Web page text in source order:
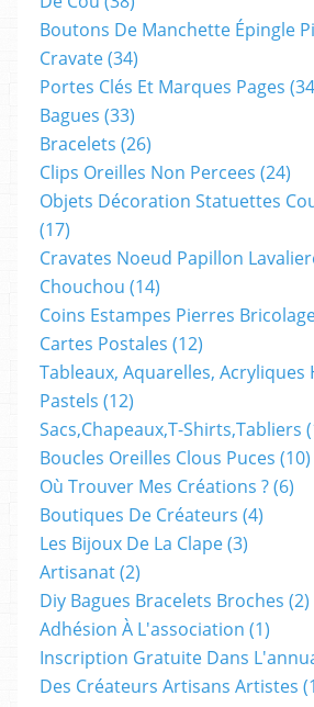
Boutons De Manchette Épingle
Cravate(34)
Portes Clés Et Marques Pages
Bagues (33)
Bracelets (26)
Clips Oreilles Non Percees (24)
Objets Décoration Statuettes
(17)
Cravates Noeud Papillon
Chouchou (14)
Coins Estampes Pierres
Cartes Postales (12)
Tableaux, Aquarelles, Acryliques
Pastels (12)
Sacs,chapeaux,t-Shirts,tabliers
Boucles Oreilles Clous Puces (10)
Où Trouver Mes Créations ?(6)
Boutiques De Créateurs (4)
Les Bijoux De La Clape(3)
Artisanat(2)
Diy Bagues Bracelets Broches (2)
Adhésion À L'association (1)
Inscription Gratuite Dans
Des Créateurs Artisans Artistes